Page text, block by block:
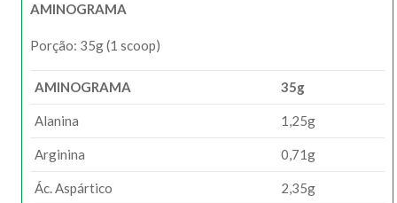
AMINOGRAMA
Porção: 35g (1 scoop)
AMINOGRAMA 35g
Alanina 1,25g
Arginina 0,71g
Ác. Aspártico 2,35g